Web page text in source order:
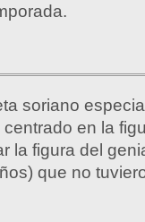
soriano
en la
la figura del
que no